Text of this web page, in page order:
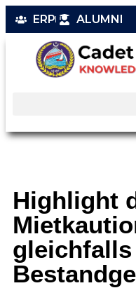
ERP ALUMNI
Highlight